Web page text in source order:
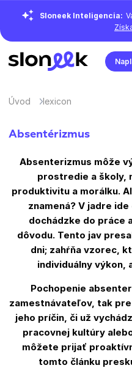
Sloneek Inteligencia:
Úvod lexicon
Absentérizmus
Absenterizmus môže
prostredie a školy,
produktivitu a morálku.
znamená? V jadre
dochádzke do práce
dôvodu. Tento jav
dni; zahŕňa vzorec,
individuálny výkon,
Pochopenie
zamestnávateľov, tak
jeho príčin, či už
pracovnej kultúry
môžete prijať
tomto článku